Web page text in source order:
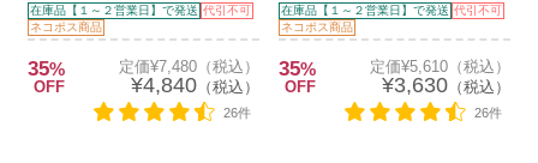
在庫品【１～２営業日】で発送 代引不可
ネコポス商品
35%
OFF
定価¥7,480（税込）
¥4,840（税込）
26件
在庫品【１～２営業日】で発送 代引不可
ネコポス商品
35%
OFF
定価¥5,610（税込）
¥3,630（税込）
26件